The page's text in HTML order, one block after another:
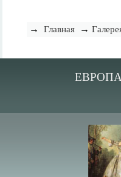
→ Главная →
ЕВРОПА